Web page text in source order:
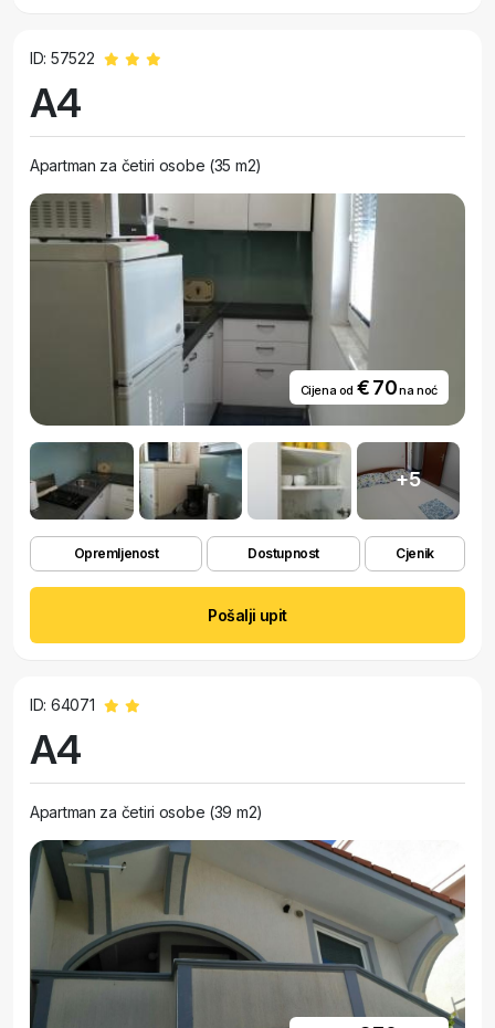
ID: 57522
A4
Apartman za četiri osobe (35 m2)
Cijena od € 70na noć
+5
Opremljenost Dostupnost Cjenik
Pošalji upit
ID: 64071
A4
Apartman za četiri osobe (39 m2)